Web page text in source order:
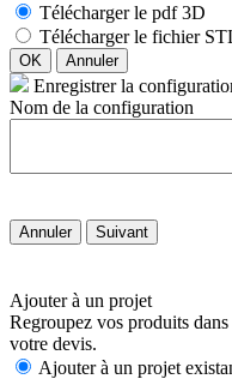
Télécharger le pdf 3D
Télécharger le fichier
OK Annuler
Enregistrer la
Nom de la configuration
Annuler Suivant
Ajouter à un projet
Regroupez vos produits
votre devis.
Ajouter à un projet